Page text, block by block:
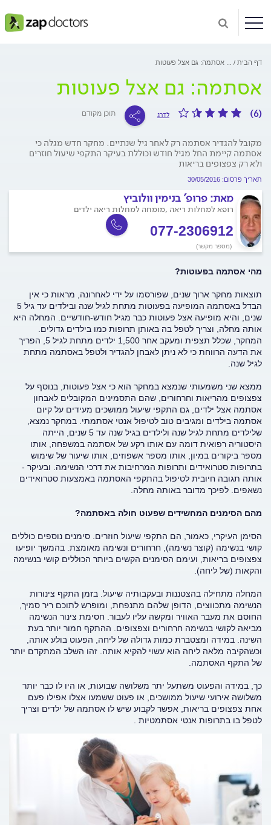
דף הבית אסתמה: גם אצל פעוטות
אסתמה: גם אצל פעוטות
(6) לדרג תוכן מקודם
מקובל להגדיר אסתמה רק לאחר גיל שנתיים. מחקר חדש מגלה כי
אסתמה קיימת החל מגיל חודש וכוללת בעיקר התקפי שיעול חוזרים
ולא רק צפצופים בריאות
תאריך פרסום: 30/05/2016
מאת: פרופ' בנימין וולוביץ
רופא למחלות ריאה ,מומחה למחלות ריאה ילדים
077-2306912
(מספר מקשר)
מהי אסתמה בפעוטות?
תוצאות מחקר ארוך שנים, שפורסמו על ידי לאחרונה, מראות כי אין
הבדל באסתמה המופיעה בפעוטות מתחת לגיל שנה ובילדים עד גיל 5
שנים, והיא מופיעה אצל פעוטות כבר מגיל חודש-חודשיים. המחלה היא
אותה מחלה, וצריך לטפל בה באותן תרופות כמו בילדים גדולים.
המחקר, שכלל תצפית ומעקב אחר 1,500 ילדים מתחת לגיל 5, הפריך
את הדעה הרווחת כי לא ניתן לאבחן להגדיר ולטפל באסתמה מתחת
לגיל שנה.
ממצא שני משמעותי שנמצא במחקר הוא כי אצל פעוטות, בנוסף על
צפצופים מהריאות וחרחורים, שהם התסמינים המקובלים לאבחון
אסתמה אצל ילדים, גם התקפי שיעול ממושכים מעידים על קיום
אסתמה בילדים ומגיבים טוב לטיפול אנטי אסתמתי. במחקר נמצא,
שלילדים מתחת לגיל שנה ולילדים בגיל שנה עד 5 שנים, הייתה
היסטוריה רפואית דומה עם אותו רקע של אסתמה במשפחה, אותו
מספר ביקורים במיון, אותו מספר אשפוזים, אותו שיעור של שימוש
בתרופות סטרואידים ותרופות המרחיבות את דרכי הנשימה. ובעיקר -
אותה תגובה חיובית לטיפול בהתקפי האסתמה באמצעות סטרואידים
נשאפים. לפיכך מדובר באותה מחלה.
מהם הסימנים המחשידים שפעוט חולה באסתמה?
הסימן העיקרי, כאמור, הם התקפי שיעול חוזרים. סימנים נוספים כוללים
קושי בנשימה (קוצר נשימה), חרחורים ונשימה מאומצת. בהמשך יופיעו
צפצופים בריאות, ועימם הסימנים הקשים ביותר הכוללים קושי בנשימה
והקאות (של ליחה).
המחלה מתחילה בהצטננות ובעקבותיה שיעול. בזמן התקף צינורות
הנשימה מתכווצים, הדופן שלהם מתנפחת, ומופרש לתוכם ריר סמיך,
החוסם את מעבר האוויר ומקשה עליו לעבור. חסימת צינור הנשימה
מביאה לקושי בנשימה חרחורים וצפצופים. ההתקף חמור יותר בעת
השינה. במידה ומצטברת כמות גדולה של ליחה, הפעוט בולע אותה,
וכשהקיבה מלאה ליחה הוא עשוי להקיא אותה. זהו השלב המתקדם יותר
של התקף האסתמה.
כך, במידה והפעוט משתעל יתר משלושה שבועות, או היו לו כבר יותר
משלושה אירועי שיעול ממושכים, או פעוט ששמעו אצלו אפילו פעם
אחת צפצופים בריאות, אפשר לקבוע שיש לו אסתמה של ילדים וצריך
לטפל בו בתרופות אנטי אסתמטיות .